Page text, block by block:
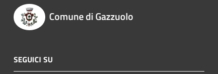
Comune di Gazzuolo
SEGUICI SU